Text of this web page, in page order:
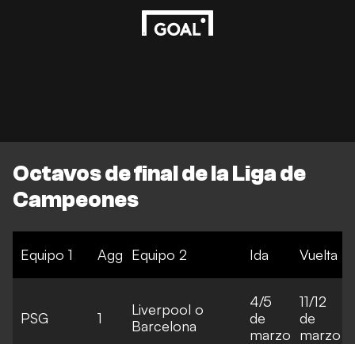
Octavos de final de la Liga de
Campeones
Equipo 1 Agg Equipo 2 Ida Vuelta
PSG 1
Liverpool o
Barcelona
4/5
de
marzo
11/12
de
marzo